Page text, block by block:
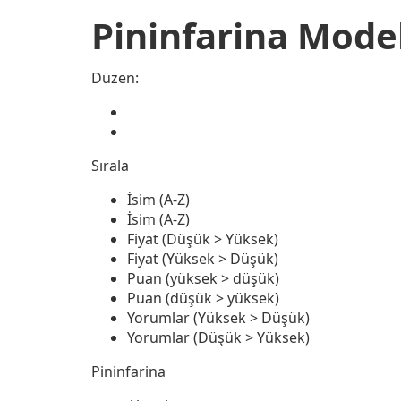
Pininfarina
Düzen:
Sırala
İsim (A-Z)
İsim (A-Z)
Fiyat (Düşük > Yüksek)
Fiyat (Yüksek > Düşük)
Puan (yüksek > düşük)
Puan (düşük > yüksek)
Yorumlar (Yüksek > Düşük)
Yorumlar (Düşük > Yüksek)
Pininfarina